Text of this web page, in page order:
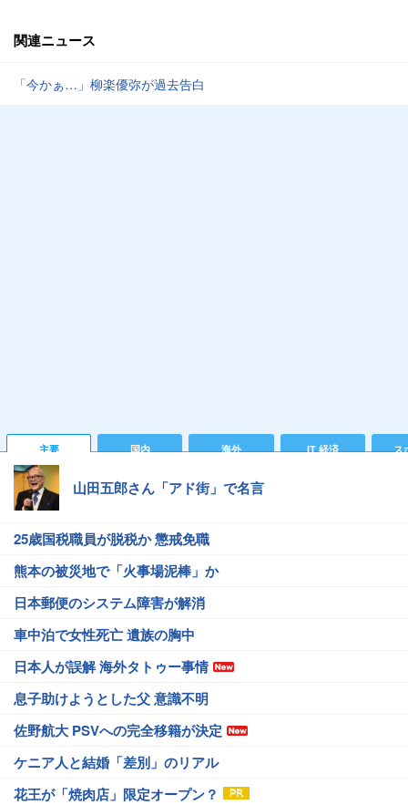
関連ニュース
「今かぁ…」柳楽優弥が過去告白
主要 国内 海外 IT 経済 ス
山田五郎さん「アド街」で名言
25歳国税職員が脱税か 懲戒免職
熊本の被災地で「火事場泥棒」か
日本郵便のシステム障害が解消
車中泊で女性死亡 遺族の胸中
日本人が誤解 海外タトゥー事情
息子助けようとした父 意識不明
佐野航大 PSVへの完全移籍が決定
ケニア人と結婚「差別」のリアル
花王が「焼肉店」限定オープン？